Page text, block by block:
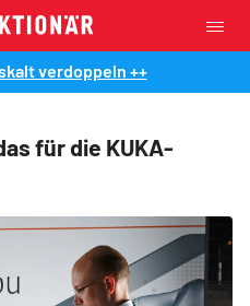
verdoppeln ++
für die KUKA-